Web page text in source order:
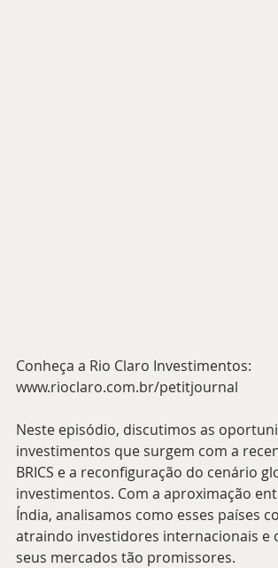
Conheça a Rio Claro Investimentos:
www.rioclaro.com.br/petitjournal
Neste episódio, discutimos as
investimentos que surgem com a
BRICS e a reconfiguração do cenário
investimentos. Com a aproximação
Índia, analisamos como esses países
atraindo investidores internacionais e
seus mercados tão promissores.